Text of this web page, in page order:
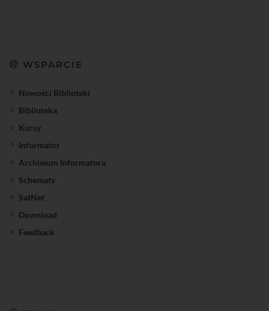
WSPARCIE
Nowości Biblioteki
Biblioteka
Kursy
Informator
Archiwum Informatora
Schematy
SatNet
Download
Feedback